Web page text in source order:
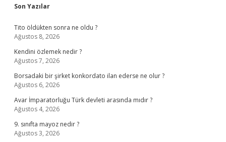
Sidebar
Son Yazılar
Tito öldükten sonra ne oldu ?
Ağustos 8, 2026
Kendini özlemek nedir ?
Ağustos 7, 2026
Borsadaki bir şirket konkordato ilan ederse ne olur ?
Ağustos 6, 2026
Avar İmparatorluğu Türk devleti arasında mıdır ?
Ağustos 4, 2026
9. sınıfta mayoz nedir ?
Ağustos 3, 2026